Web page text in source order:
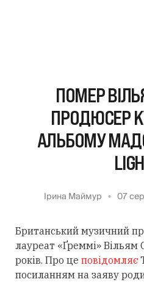
ПОМЕР
ПРОДЮСЕР
АЛЬБОМУ
Ірина Маймур 07
Британський музичний
лауреат «Ґреммі» Вільям
років. Про це повідомляє
посиланням на заяву